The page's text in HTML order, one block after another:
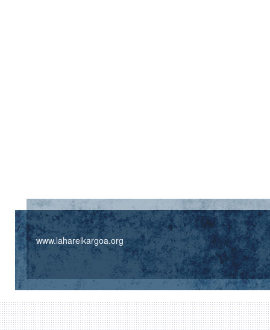
www.laharelkargoa.org